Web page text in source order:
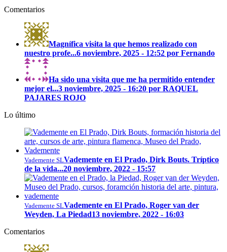
Comentarios
Magnífica visita la que hemos realizado con
nuestro profe...6 noviembre, 2025 - 12:52 por Fernando
Ha sido una visita que me ha permitido entender
mejor el...3 noviembre, 2025 - 16:20 por RAQUEL
PAJARES ROJO
Lo último
Vademente SLVademente en El Prado, Dirk Bouts. Tríptico
de la vida...20 noviembre, 2022 - 15:57
Vademente SLVademente en El Prado, Roger van der
Weyden, La Piedad13 noviembre, 2022 - 16:03
Comentarios